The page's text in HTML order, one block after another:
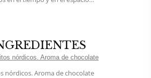
nórdicos. Aroma de chocolate